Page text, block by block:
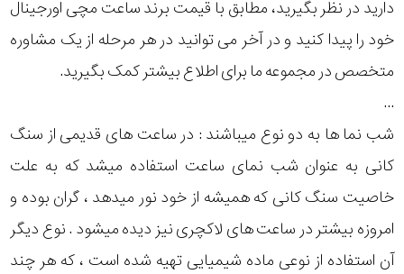
دارید در نظر بگیرید، مطابق با قیمت برند ساعت مچی اورجینال
خود را پیدا کنید و در آخر می توانید در هر مرحله از یک مشاوره
متخصص در مجموعه ما برای اطلاع بیشتر کمک بگیرید.
...
شب نما ها به دو نوع میباشند : در ساعت های قدیمی از سنگ
کانی به عنوان شب نمای ساعت استفاده میشد که به علت
خاصیت سنگ کانی که همیشه از خود نور میدهد ، گران بوده و
امروزه بیشتر در ساعت های لاکچری نیز دیده میشود . نوع دیگر
آن استفاده از نوعی ماده شیمیایی تهیه شده است ، که هر چند
نمایش
طرح
بند
طرح
صفحه